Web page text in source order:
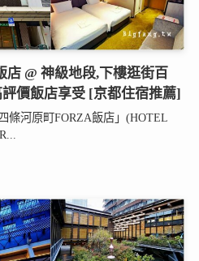
@ 神級地段,下樓逛街百
價飯店享受 [京都住宿推薦]
條河原町FORZA飯店」(HOTEL